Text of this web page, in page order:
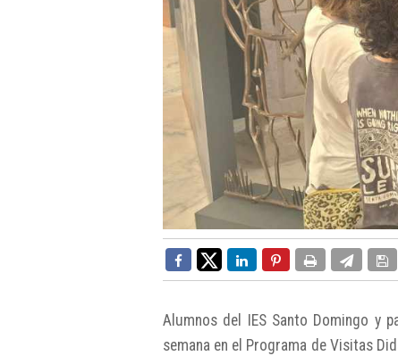
Alumnos del IES Santo Domingo y
semana en el Programa de Visitas